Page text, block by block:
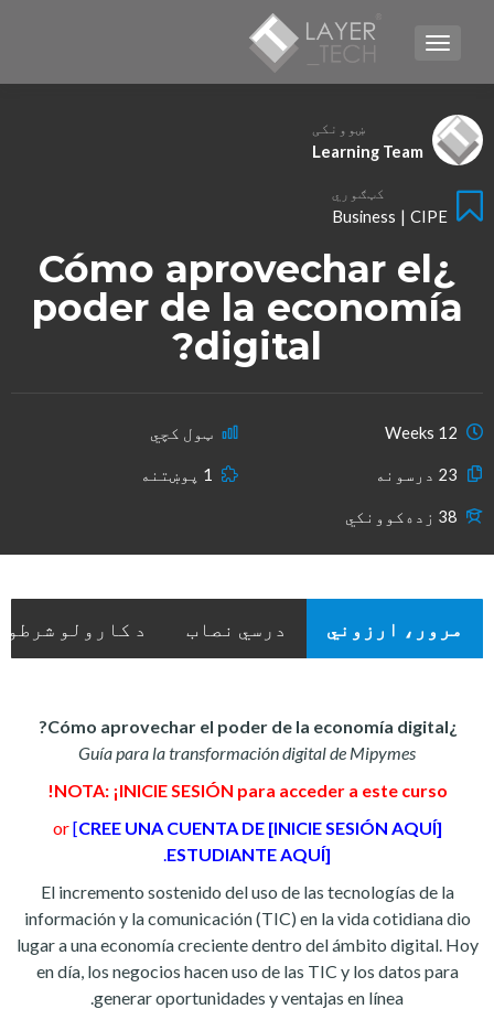
TOGGLE NAVIGATION
ښوونکی
Learning Team
کټګوري
Business | CIPE
¿Cómo aprovechar el
poder de la economía
digital?
12 Weeks ټول کچي
23 درسونه 1 پوښتنه
38 زده‌کوونکي
مرور، ارزوني درسي نصاب د کارولو
¿Cómo aprovechar el poder de la economía digital?
Guía para la transformación digital de Mipymes
NOTA: ¡INICIE SESIÓN para acceder a este curso!
[INICIE SESIÓN AQUÍ]
or
[CREE UNA CUENTA DE
ESTUDIANTE AQUÍ]
.
El incremento sostenido del uso de las tecnologías de la
información y la comunicación (TIC) en la vida cotidiana dio
lugar a una economía creciente dentro del ámbito digital. Hoy
en día, los negocios hacen uso de las TIC y los datos para
generar oportunidades y ventajas en línea.